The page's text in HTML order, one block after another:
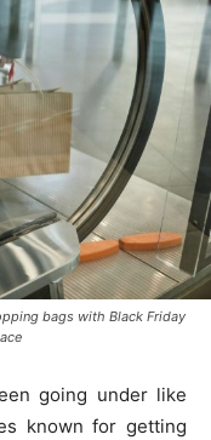
bags with Black Friday
going under like
known for getting